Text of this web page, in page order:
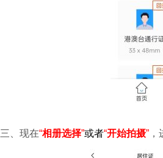
三、现在“相册选择”或者“开始拍摄”